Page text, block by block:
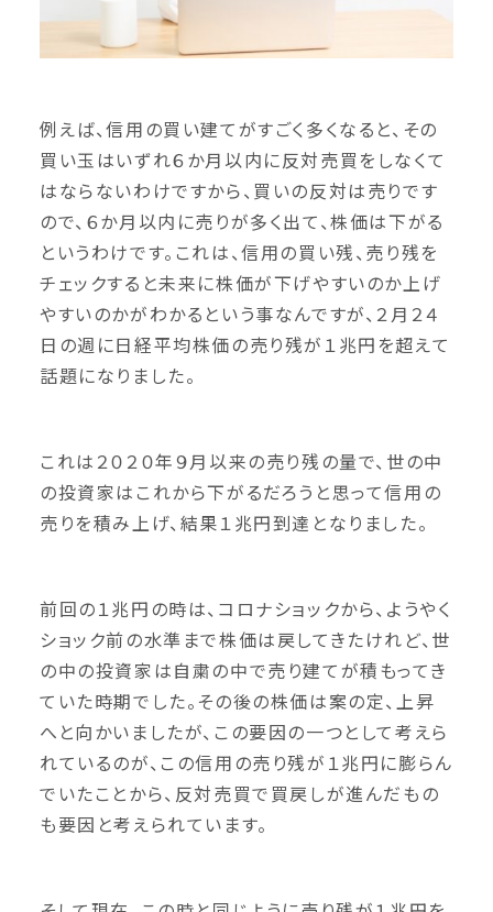
例えば、信用の買い建てがすごく多くなると、その
買い玉はいずれ６か月以内に反対売買をしなくて
はならないわけですから、買いの反対は売りです
ので、６か月以内に売りが多く出て、株価は下がる
というわけです。これは、信用の買い残、売り残を
チェックすると未来に株価が下げやすいのか上げ
やすいのかがわかるという事なんですが、２月２４
日の週に日経平均株価の売り残が１兆円を超えて
話題になりました。
これは２０２０年９月以来の売り残の量で、世の中
の投資家はこれから下がるだろうと思って信用の
売りを積み上げ、結果１兆円到達となりました。
前回の１兆円の時は、コロナショックから、ようやく
ショック前の水準まで株価は戻してきたけれど、世
の中の投資家は自粛の中で売り建てが積もってき
ていた時期でした。その後の株価は案の定、上昇
へと向かいましたが、この要因の一つとして考えら
れているのが、この信用の売り残が１兆円に膨らん
でいたことから、反対売買で買戻しが進んだもの
も要因と考えられています。